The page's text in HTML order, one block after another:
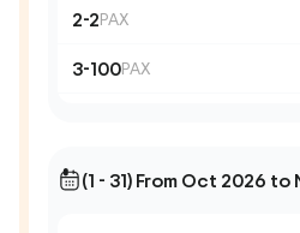
2-2PAX
3-100PAX
(1 - 31) From Oct 2026 to